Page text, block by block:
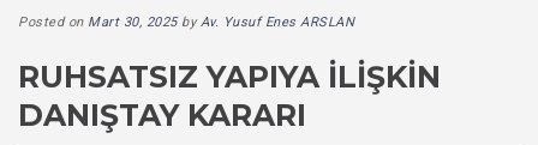
Posted on Mart 30, 2025byAv. Yusuf Enes ARSLAN
RUHSATSIZ YAPIYA İLIŞKIN
DANIŞTAY KARARI